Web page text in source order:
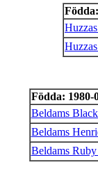
Födda: 1980-
Beldams
Beldams
Beldams